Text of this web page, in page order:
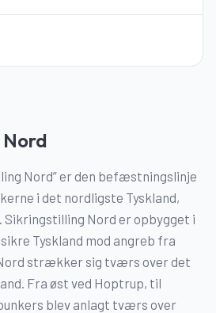
Nord” er den befæstningslinje
i det nordligste Tyskland,
Sikringstilling Nord er opbygget i
sikre Tyskland mod angreb fra
strækker sig tværs over det
Fra øst ved Hoptrup, til
blev anlagt tværs over